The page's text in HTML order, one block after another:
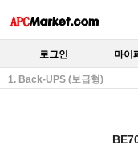
로그인 마이
1. Back-UPS (보급형)